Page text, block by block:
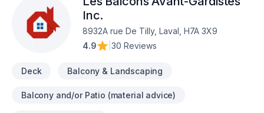
Inc.
8932A rue De Tilly, Laval, H7A 3X9
4.9
30 Reviews
Deck Balcony & Landscaping
Balcony and/or Patio (material advice)